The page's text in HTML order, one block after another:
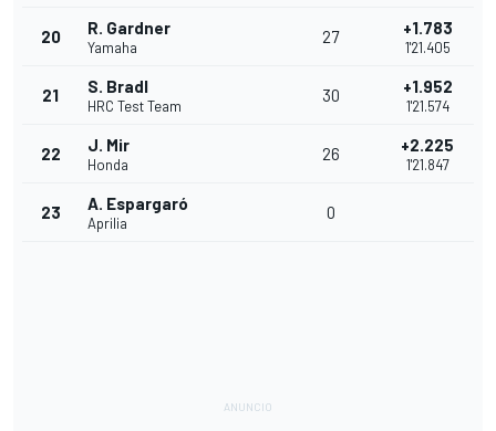
20 R. Gardner
Yamaha
27 +1.783
1'21.405
21 S. Bradl
HRC Test Team
30 +1.952
1'21.574
22 J. Mir
Honda
26 +2.225
1'21.847
23 A. Espargaró
Aprilia
0